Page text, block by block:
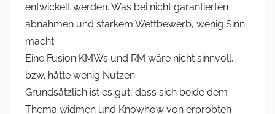
entwickelt werden. Was bei nicht garantierten
abnahmen und starkem Wettbewerb, wenig Sinn
macht.
Eine Fusion KMWs und RM wäre nicht sinnvoll,
bzw. hätte wenig Nutzen.
Grundsätzlich ist es gut, dass sich beide dem
Thema widmen und Knowhow von erprobten